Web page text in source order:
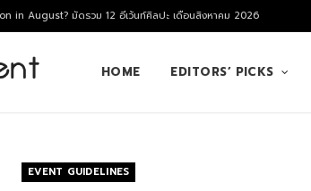
in August? มัดรวม 12 อีเว้นท์ศิลปะ เดือนสิงหาคม 2026
HOME EDITORS’ PICKS
EVENT GUIDELINES